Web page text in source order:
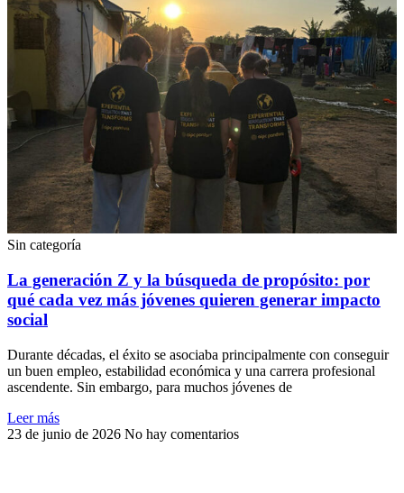
Sin categoría
La generación Z y la búsqueda de propósito: por
qué cada vez más jóvenes quieren generar impacto
social
Durante décadas, el éxito se asociaba principalmente con conseguir
un buen empleo, estabilidad económica y una carrera profesional
ascendente. Sin embargo, para muchos jóvenes de
Leer más
23 de junio de 2026 No hay comentarios